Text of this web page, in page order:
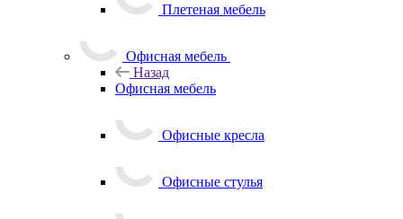
Плетеная мебель
Офисная мебель
Назад
Офисная мебель
Офисные кресла
Офисные стулья